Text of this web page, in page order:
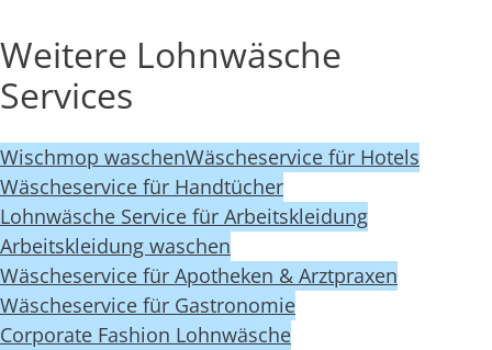
Weitere Lohnwäsche
Services
Wischmop waschenWäscheservice für Hotels
Wäscheservice für Handtücher
Lohnwäsche Service für Arbeitskleidung
Arbeitskleidung waschen
Wäscheservice für Apotheken & Arztpraxen
Wäscheservice für Gastronomie
Corporate Fashion Lohnwäsche